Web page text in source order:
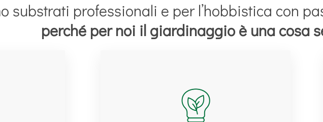
substrati professionali e per l’hobbistica con
perché per noi il giardinaggio è una cosa